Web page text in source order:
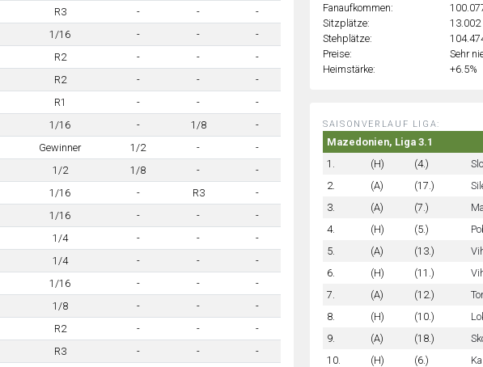
R3 - -
-
1/16 - -
-
R2 - -
-
R2 - -
-
R1 - -
-
1/16 - 1/8
-
Gewinner 1/2 -
-
1/2 1/8 -
-
1/16 - R3
-
1/16 - -
-
1/4 - -
-
1/4 - -
-
1/16 - -
-
1/8 - -
-
R2 - -
-
R3 - -
-
Fanaufkommen:
Sitzplätze:
13.002
Stehplätze:
Preise:
Sehr
Heimstärke:
+6.5%
SAISONVERLAUF LIGA:
Mazedonien, Liga 3.1
1.
(H) (4.)
2.
(A) (17.)
3.
(A) (7.)
4.
(H) (5.)
5.
(A) (13.)
6.
(H) (11.)
7.
(A) (12.)
8.
(H) (10.)
9.
(A) (18.)
10.
(H) (6.)